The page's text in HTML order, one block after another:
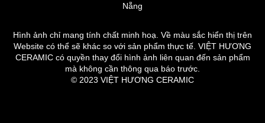
Nẵng
Hình ảnh chỉ mang tính chất minh hoạ. Về màu sắc hiển thị trên
Website có thể sẽ khác so với sản phẩm thực tế. VIỆT HƯƠNG
CERAMIC có quyền thay đổi hình ảnh liên quan đến sản phẩm
mà không cần thông qua báo trước.
© 2023 VIỆT HƯƠNG CERAMIC